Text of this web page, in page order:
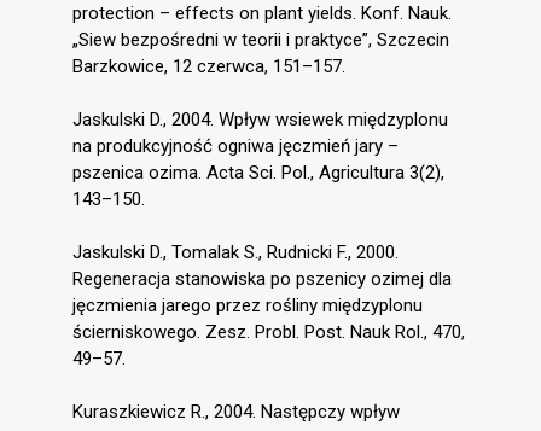
protection – effects on plant yields. Konf. Nauk.
„Siew bezpośredni w teorii i praktyce”, Szczecin
Barzkowice, 12 czerwca, 151–157.
Jaskulski D., 2004. Wpływ wsiewek międzyplonu
na produkcyjność ogniwa jęczmień jary –
pszenica ozima. Acta Sci. Pol., Agricultura 3(2),
143–150.
Jaskulski D., Tomalak S., Rudnicki F., 2000.
Regeneracja stanowiska po pszenicy ozimej dla
jęczmienia jarego przez rośliny międzyplonu
ścierniskowego. Zesz. Probl. Post. Nauk Rol., 470,
49–57.
Kuraszkiewicz R., 2004. Następczy wpływ